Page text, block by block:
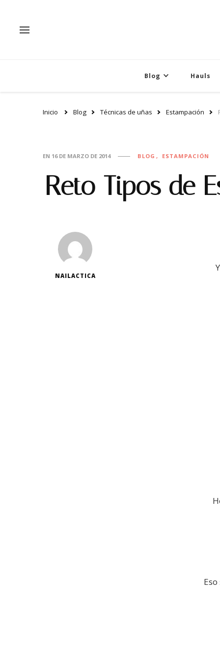
Blog Hauls
Inicio Blog Técnicas de uñas Estampación
EN 16 DE MARZO DE 2014 BLOG ESTAMPACIÓN
Reto Tipos de
NAILACTICA